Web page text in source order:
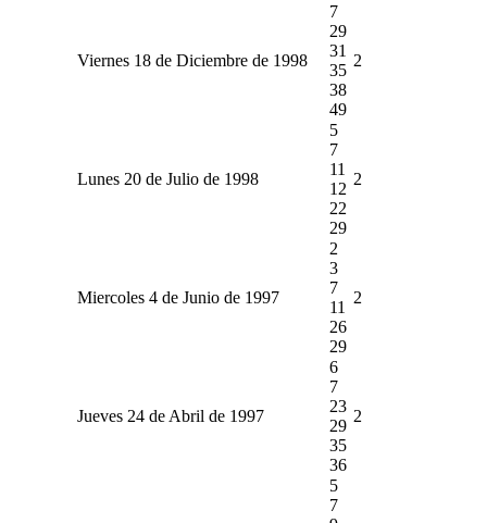
Viernes 18 de Diciembre de 1998
7
29
31
35
38
49
2
Lunes 20 de Julio de 1998
5
7
11
12
22
29
2
Miercoles 4 de Junio de 1997
2
3
7
11
26
29
2
Jueves 24 de Abril de 1997
6
7
23
29
35
36
2
5
7